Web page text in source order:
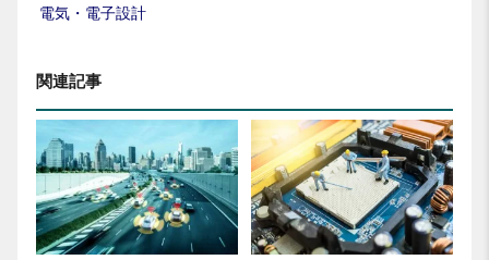
電気・電子設計
関連記事